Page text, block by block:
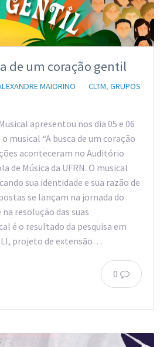
de um coração gentil
MAIORINO CLTM, GRUPOS
apresentou nos dia 05 e 06
musical “A busca de um coração
aconteceram no Auditório
de Música da UFRN. O musical
sua identidade e sua razão de
se lançam na jornada do
resolução das suas
é o resultado da pesquisa em
projeto de extensão…
0